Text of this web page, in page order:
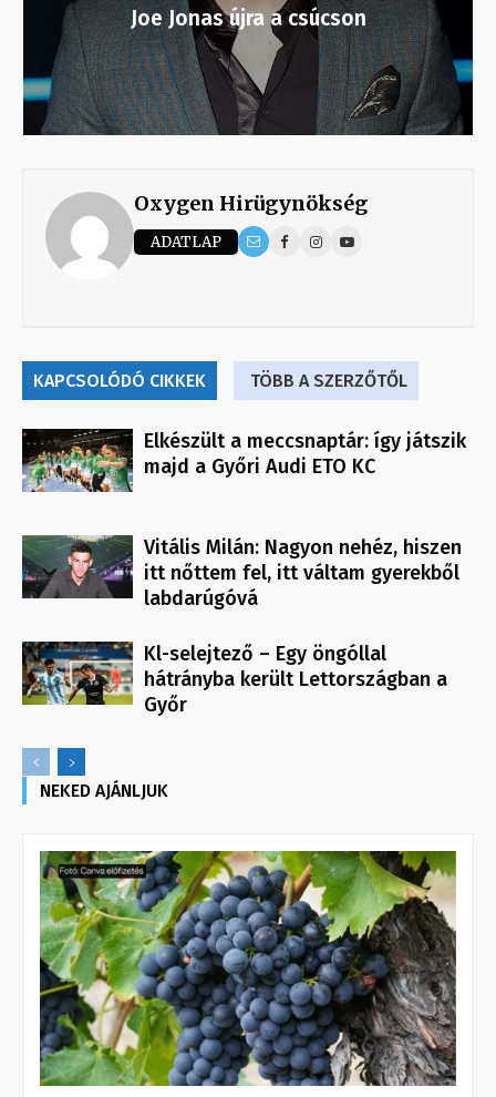
Joe Jonas újra a csúcson
Oxygen Hirügynökség
ADATLAP
KAPCSOLÓDÓ CIKKEK TÖBB A SZERZŐTŐL
Elkészült a meccsnaptár: így játszik
majd a Győri Audi ETO KC
Vitális Milán: Nagyon nehéz, hiszen
itt nőttem fel, itt váltam gyerekből
labdarúgóvá
Kl-selejtező – Egy öngóllal
hátrányba került Lettországban a
Győr
NEKED AJÁNLJUK